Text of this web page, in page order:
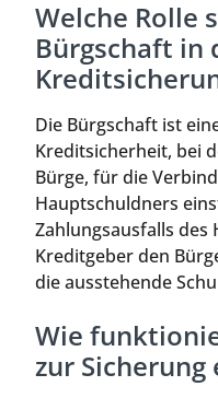
Welche Rolle
Bürgschaft in
Die Bürgschaft ist
Kreditsicherheit, bei
Bürge, für die
Hauptschuldners
Zahlungsausfalls
Kreditgeber den
die ausstehende
Wie
zur Sicherung